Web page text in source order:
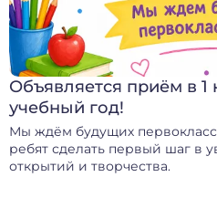
Объявляется приём в 1
учебный год!
Мы ждём будущих
ребят сделать первый шаг в
открытий и творчества.